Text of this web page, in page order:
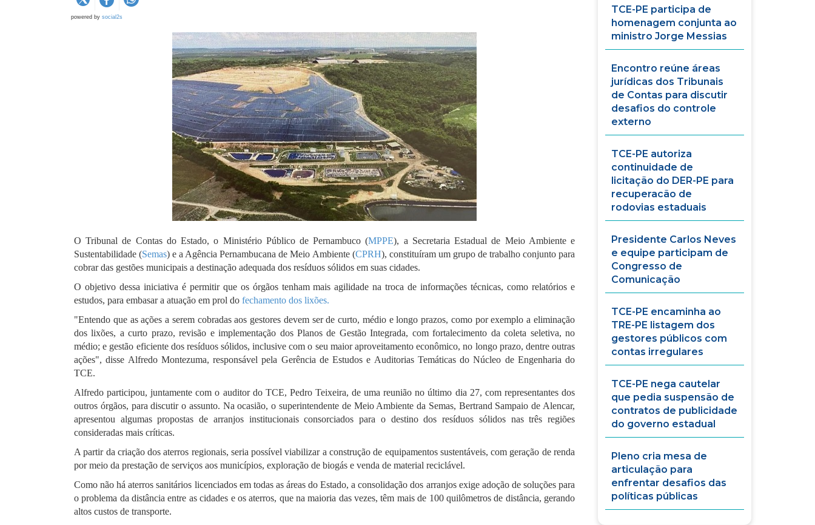
powered by social2s
O Tribunal de Contas do Estado, o Ministério Público de Pernambuco (MPPE), a Secretaria Estadual de Meio Ambiente e
Sustentabilidade (Semas) e a Agência Pernambucana de Meio Ambiente (CPRH), constituíram um grupo de trabalho conjunto para
cobrar das gestões municipais a destinação adequada dos resíduos sólidos em suas cidades.
O objetivo dessa iniciativa é permitir que os órgãos tenham mais agilidade na troca de informações técnicas, como relatórios e
estudos, para embasar a atuação em prol do fechamento dos lixões.
"Entendo que as ações a serem cobradas aos gestores devem ser de curto, médio e longo prazos, como por exemplo a eliminação
dos lixões, a curto prazo, revisão e implementação dos Planos de Gestão Integrada, com fortalecimento da coleta seletiva, no
médio; e gestão eficiente dos resíduos sólidos, inclusive com o seu maior aproveitamento econômico, no longo prazo, dentre outras
ações", disse Alfredo Montezuma, responsável pela Gerência de Estudos e Auditorias Temáticas do Núcleo de Engenharia do
TCE.
Alfredo participou, juntamente com o auditor do TCE, Pedro Teixeira, de uma reunião no último dia 27, com representantes dos
outros órgãos, para discutir o assunto. Na ocasião, o superintendente de Meio Ambiente da Semas, Bertrand Sampaio de Alencar,
apresentou algumas propostas de arranjos institucionais consorciados para o destino dos resíduos sólidos nas três regiões
consideradas mais críticas.
A partir da criação dos aterros regionais, seria possível viabilizar a construção de equipamentos sustentáveis, com geração de renda
por meio da prestação de serviços aos municípios, exploração de biogás e venda de material reciclável.
Como não há aterros sanitários licenciados em todas as áreas do Estado, a consolidação dos arranjos exige adoção de soluções para
o problema da distância entre as cidades e os aterros, que na maioria das vezes, têm mais de 100 quilômetros de distância, gerando
altos custos de transporte.
TCE-PE participa de
homenagem conjunta ao
ministro Jorge Messias
Encontro reúne áreas
jurídicas dos Tribunais
de Contas para discutir
desafios do controle
externo
TCE-PE autoriza
continuidade de
licitação do DER-PE para
recuperacão de
rodovias estaduais
Presidente Carlos Neves
e equipe participam de
Congresso de
Comunicação
TCE-PE encaminha ao
TRE-PE listagem dos
gestores públicos com
contas irregulares
TCE-PE nega cautelar
que pedia suspensão de
contratos de publicidade
do governo estadual
Pleno cria mesa de
articulação para
enfrentar desafios das
políticas públicas